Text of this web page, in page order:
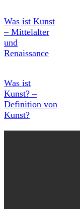
Was ist Kunst
– Mittelalter
und
Renaissance
Was ist
Kunst? –
Definition von
Kunst?